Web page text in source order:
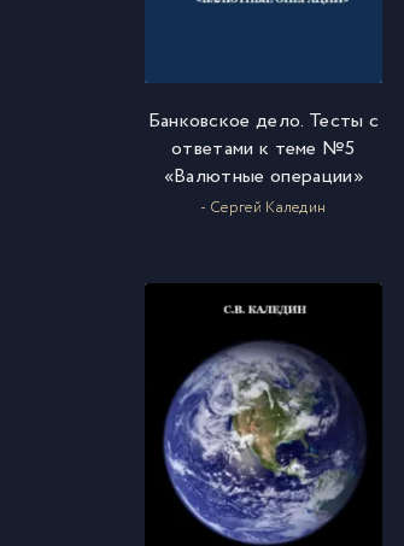
Банковское дело. Тесты с
ответами к теме №5
«Валютные операции»
- Сергей Каледин